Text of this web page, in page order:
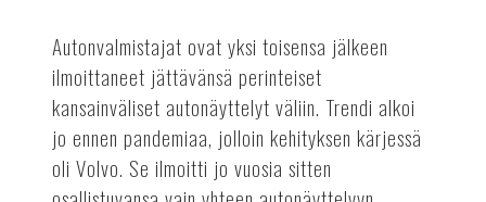
Autonvalmistajat ovat yksi toisensa jälkeen
ilmoittaneet jättävänsä perinteiset
kansainväliset autonäyttelyt väliin. Trendi alkoi
jo ennen pandemiaa, jolloin kehityksen kärjessä
oli Volvo. Se ilmoitti jo vuosia sitten